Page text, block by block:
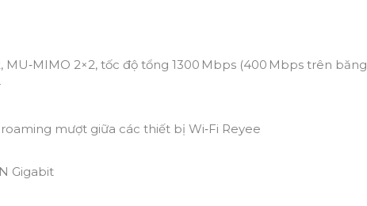
MU‑MIMO 2×2, tốc độ tổng 1300 Mbps (400 Mbps trên băng
mượt giữa các thiết bị Wi‑Fi Reyee
Gigabit